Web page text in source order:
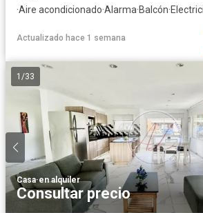
·Aire acondicionado·Alarma·Balcón·
Actualizado hace 1 semana
1 /33
Casa·en alquiler
Consultar precio